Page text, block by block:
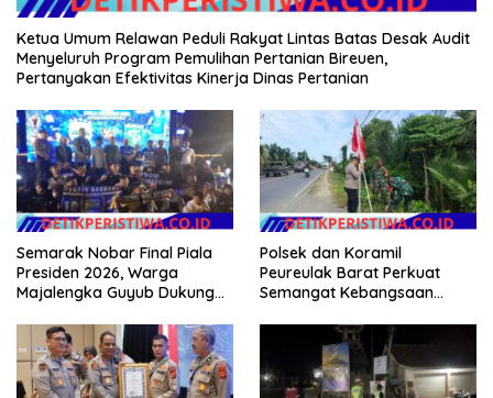
Ketua Umum Relawan Peduli Rakyat Lintas Batas Desak Audit
Menyeluruh Program Pemulihan Pertanian Bireuen,
Pertanyakan Efektivitas Kinerja Dinas Pertanian
Semarak Nobar Final Piala
Presiden 2026, Warga
Majalengka Guyub Dukung
Kahayang
Polsek dan Koramil
Peureulak Barat Perkuat
Semangat Kebangsaan
Merah Putih